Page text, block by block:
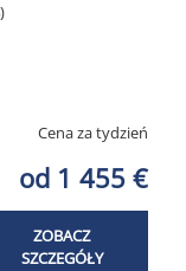
Cena za tydzień
od 1 455 €
ZOBACZ
SZCZEGÓŁY